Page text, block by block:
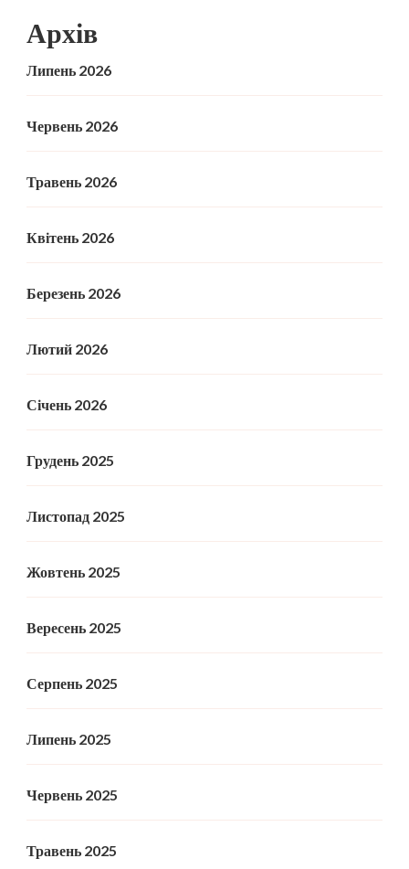
Архів
Липень 2026
Червень 2026
Травень 2026
Квітень 2026
Березень 2026
Лютий 2026
Січень 2026
Грудень 2025
Листопад 2025
Жовтень 2025
Вересень 2025
Серпень 2025
Липень 2025
Червень 2025
Травень 2025